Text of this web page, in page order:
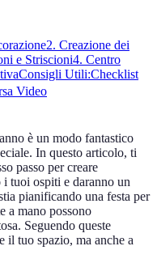
2. Creazione dei
e Striscioni4. Centro
Consigli Utili:Checklist
Video
è un modo fantastico
In questo articolo, ti
passo per creare
i tuoi ospiti e daranno un
pianificando una festa per
a mano possono
Seguendo queste
il tuo spazio, ma anche a